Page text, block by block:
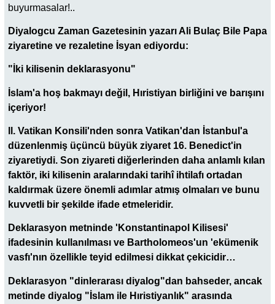
buyurmasalar!..
Diyalogcu Zaman Gazetesinin yazarı Ali Bulaç Bile Papa
ziyaretine ve rezaletine İsyan ediyordu:
"İki kilisenin deklarasyonu"
İslam'a hoş bakmayı değil, Hıristiyan birliğini ve barışını
içeriyor!
ll. Vatikan Konsili'nden sonra Vatikan'dan İstanbul'a
düzenlenmiş üçüncü büyük ziyaret 16. Benedict'in
ziyaretiydi. Son ziyareti diğerlerinden daha anlamlı kılan
faktör, iki kilisenin aralarındaki tarihî ihtilafı ortadan
kaldırmak üzere önemli adımlar atmış olmaları ve bunu
kuvvetli bir şekilde ifade etmeleridir.
Deklarasyon metninde 'Konstantinapol Kilisesi'
ifadesinin kullanılması ve Bartholomeos'un 'ekümenik
vasfı'nın özellikle teyid edilmesi dikkat çekicidir…
Deklarasyon "dinlerarası diyalog"dan bahseder, ancak
metinde diyalog "İslam ile Hıristiyanlık" arasında